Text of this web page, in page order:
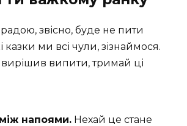
звісно, буде не пити
казки ми всі чули, зізнаймося.
випити, тримай ці
напоями. Нехай це стане